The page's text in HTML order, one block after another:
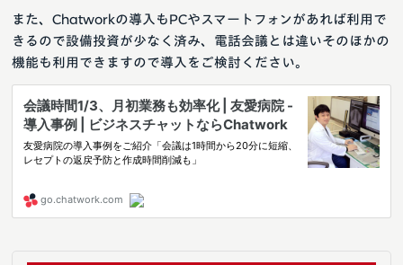
また、Chatworkの導入もPCやスマートフォンがあれば利用で
きるので設備投資が少なく済み、電話会議とは違いそのほかの
機能も利用できますので導入をご検討ください。